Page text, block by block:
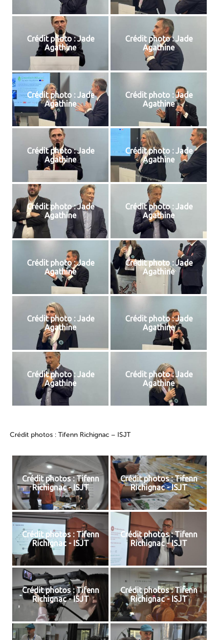
Crédit photo : Jade
Agathine
Crédit photo : Jade
Agathine
Crédit photo : Jade
Agathine
Crédit photo : Jade
Agathine
Crédit photo : Jade
Agathine
Crédit photo : Jade
Agathine
Crédit photo : Jade
Agathine
Crédit photo : Jade
Agathine
Crédit photo : Jade
Agathine
Crédit photo : Jade
Agathine
Crédit photo : Jade
Agathine
Crédit photo : Jade
Agathine
Crédit photo : Jade
Agathine
Crédit photo : Jade
Agathine
Crédit photos : Tifenn Richignac – ISJT
Crédit photos : Tifenn
Richignac - ISJT
Crédit photos : Tifenn
Richignac - ISJT
Crédit photos : Tifenn
Richignac - ISJT
Crédit photos : Tifenn
Richignac - ISJT
Crédit photos : Tifenn
Richignac - ISJT
Crédit photos : Tifenn
Richignac - ISJT